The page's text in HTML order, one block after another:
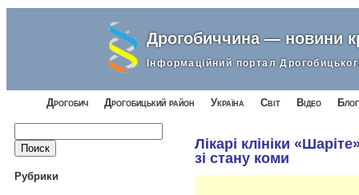
Дрогобиччина — новини
Інформаційний портал
Дрогобич Дрогобицький район Україна Світ Відео
Найти:
Рубрики
Лікарі клініки
зі стану коми